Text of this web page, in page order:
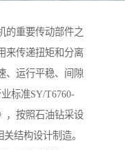
的重要传动部件之
来传递扭矩和分离
、运行平稳、间隙
标准SY/T6760-
，按照石油钻采设
结构设计制造。